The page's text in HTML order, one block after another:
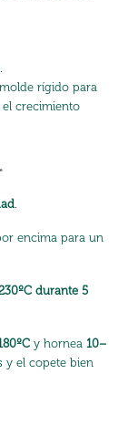
rígido para
crecimiento
.
encima para un
durante 5
y hornea 10–
y el copete bien